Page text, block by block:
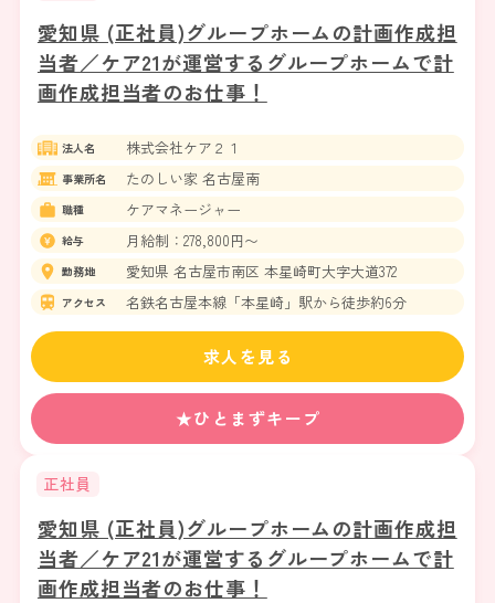
愛知県 (正社員)グループホームの計画作成担
当者／ケア21が運営するグループホームで計
画作成担当者のお仕事！
法人名 株式会社ケア２１
事業所名 たのしい家 名古屋南
職種 ケアマネージャー
給与 月給制：278,800円〜
勤務地 愛知県 名古屋市南区 本星崎町大字大道372
アクセス 名鉄名古屋本線「本星崎」駅から徒歩約6分
★ひとまずキープ
求人を見る
正社員
愛知県 (正社員)グループホームの計画作成担
当者／ケア21が運営するグループホームで計
画作成担当者のお仕事！